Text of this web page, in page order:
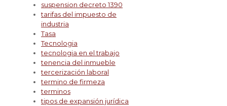
suspension decreto 1390
tarifas del impuesto de
industria
Tasa
Tecnologia
tecnologia en el trabajo
tenencia del inmueble
tercerización laboral
termino de firmeza
terminos
tipos de expansión jurídica